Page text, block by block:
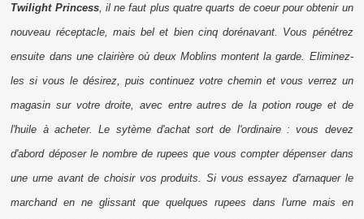
Twilight Princess, il ne faut plus quatre quarts de coeur pour obtenir un
nouveau réceptacle, mais bel et bien cinq dorénavant. Vous pénétrez
ensuite dans une clairière où deux Moblins montent la garde. Eliminez-
les si vous le désirez, puis continuez votre chemin et vous verrez un
magasin sur votre droite, avec entre autres de la potion rouge et de
l'huile à acheter. Le sytème d'achat sort de l'ordinaire : vous devez
d'abord déposer le nombre de rupees que vous compter dépenser dans
une urne avant de choisir vos produits. Si vous essayez d'arnaquer le
marchand en ne glissant que quelques rupees dans l'urne mais en